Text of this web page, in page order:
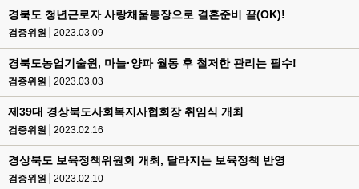
경북도 청년근로자 사랑채움통장으로 결혼준비 끝(OK)!
검증위원 2023.03.09
경북도농업기술원, 마늘·양파 월동 후 철저한 관리는 필수!
검증위원 2023.03.03
제39대 경상북도사회복지사협회장 취임식 개최
검증위원 2023.02.16
경상북도 보육정책위원회 개최, 달라지는 보육정책 반영
검증위원 2023.02.10